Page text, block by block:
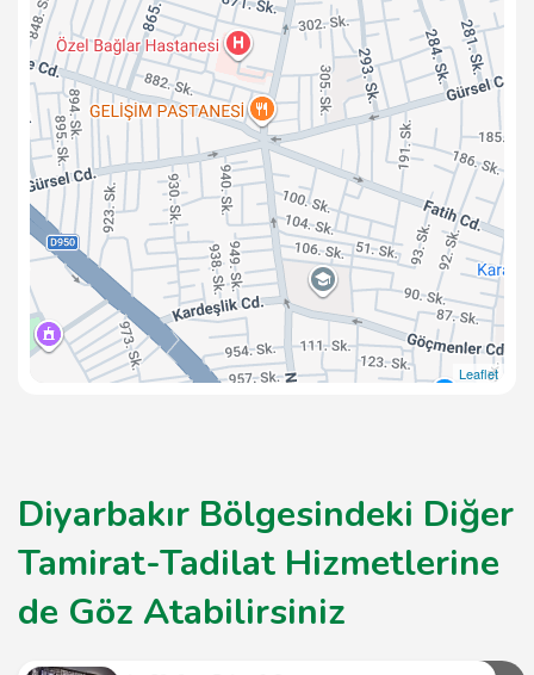
Leaflet
Diyarbakır Bölgesindeki Diğer
Tamirat-Tadilat Hizmetlerine
de Göz Atabilirsiniz